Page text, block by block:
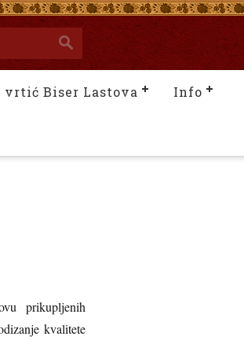
vrtić Biser Lastova Info
prikupljenih
kvalitete